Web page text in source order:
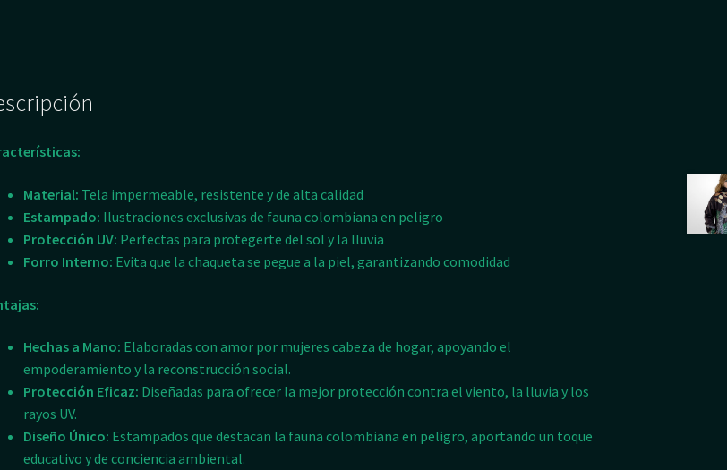
Material: Tela impermeable, resistente y de alta calidad
Estampado: Ilustraciones exclusivas de fauna colombiana en peligro
Protección UV: Perfectas para protegerte del sol y la lluvia
Forro Interno: Evita que la chaqueta se pegue a la piel, garantizando comodidad
Hechas a Mano: Elaboradas con amor por mujeres cabeza de hogar, apoyando el
empoderamiento y la reconstrucción social.
Protección Eficaz: Diseñadas para ofrecer la mejor protección contra el viento, la lluvia y los
rayos UV.
Diseño Único: Estampados que destacan la fauna colombiana en peligro, aportando un toque
educativo y de conciencia ambiental.